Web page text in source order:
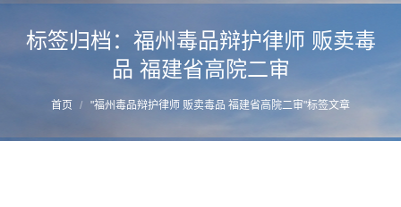
标签归档： 福州毒品辩护律师 贩卖毒
品 福建省高院二审
您的位置：
首页 "福州毒品辩护律师 贩卖毒品 福建省高院二审"标签文章